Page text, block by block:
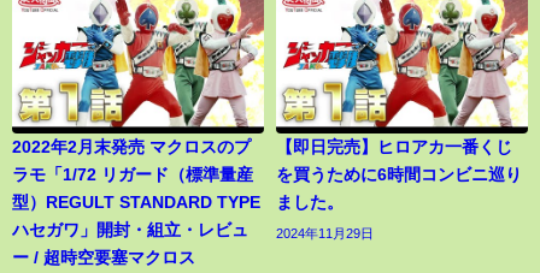
2022年2月末発売 マクロスのプ
ラモ「1/72 リガード（標準量産
型）REGULT STANDARD TYPE
ハセガワ」開封・組立・レビュ
ー / 超時空要塞マクロス
【即日完売】ヒロアカ一番くじ
を買うために6時間コンビニ巡り
ました。
2024年11月29日